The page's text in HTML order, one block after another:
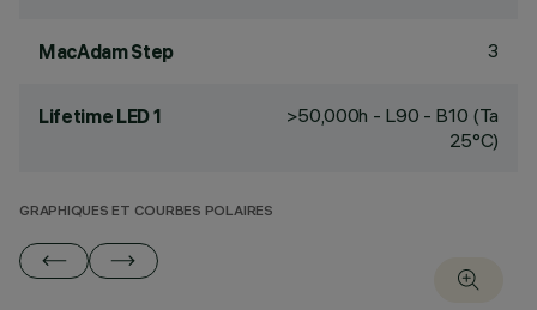
MacAdam Step 3
Lifetime LED 1
>50,000h - L90 - B10 (Ta
25°C)
GRAPHIQUES ET COURBES POLAIRES